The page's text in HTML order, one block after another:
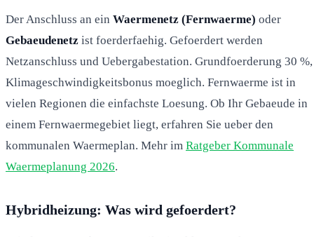
Der Anschluss an ein Waermenetz (Fernwaerme) oder
Gebaeudenetz ist foerderfaehig. Gefoerdert werden
Netzanschluss und Uebergabestation. Grundfoerderung 30 %,
Klimageschwindigkeitsbonus moeglich. Fernwaerme ist in
vielen Regionen die einfachste Loesung. Ob Ihr Gebaeude in
einem Fernwaermegebiet liegt, erfahren Sie ueber den
kommunalen Waermeplan. Mehr im Ratgeber Kommunale
Waermeplanung 2026.
Hybridheizung: Was wird gefoerdert?